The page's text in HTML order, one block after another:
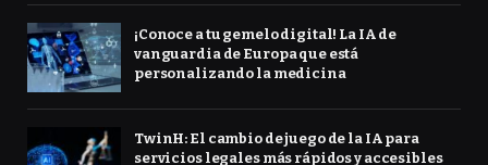
¡Conoce a tu gemelo digital! La IA de
vanguardia de Europa que está
personalizando la medicina
TwinH: El cambio de juego de la IA para
servicios legales más rápidos y accesibles